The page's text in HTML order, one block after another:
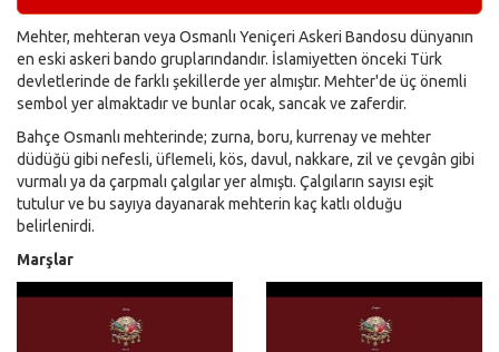
Mehter, mehteran veya Osmanlı Yeniçeri Askeri Bandosu dünyanın
en eski askeri bando gruplarındandır. İslamiyetten önceki Türk
devletlerinde de farklı şekillerde yer almıştır. Mehter'de üç önemli
sembol yer almaktadır ve bunlar ocak, sancak ve zaferdir.
Bahçe Osmanlı mehterinde; zurna, boru, kurrenay ve mehter
düdüğü gibi nefesli, üflemeli, kös, davul, nakkare, zil ve çevgân gibi
vurmalı ya da çarpmalı çalgılar yer almıştı. Çalgıların sayısı eşit
tutulur ve bu sayıya dayanarak mehterin kaç katlı olduğu
belirlenirdi.
Marşlar